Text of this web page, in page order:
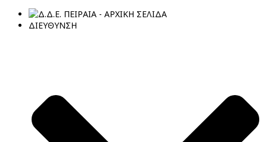
ΔΙΕΥΘΥΝΣΗ